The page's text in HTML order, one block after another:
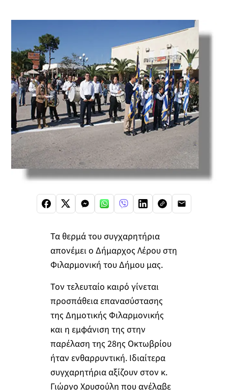
Τα θερμά του συγχαρητήρια
απονέμει ο Δήμαρχος Λέρου στη
Φιλαρμονική του Δήμου μας.
Τον τελευταίο καιρό γίνεται
προσπάθεια επανασύστασης
της Δημοτικής Φιλαρμονικής
και η εμφάνιση της στην
παρέλαση της 28ης Οκτωβρίου
ήταν ενθαρρυντική. Ιδιαίτερα
συγχαρητήρια αξίζουν στον κ.
Γιώργο Χρυσούλη που ανέλαβε